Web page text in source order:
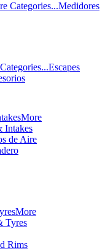
Categories...Medidores
Escapes
More
Intakes
de Aire
More
Tyres
Rims